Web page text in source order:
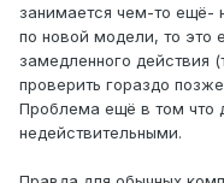
занимается чем-то ещё-
по новой модели, то это
замедленного действия
проверить гораздо
Проблема ещё в том что
недействительными.